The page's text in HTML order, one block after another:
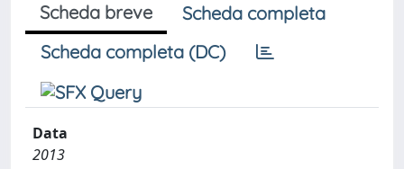
Scheda breve
Scheda completa
Scheda completa (DC)
Data
2013